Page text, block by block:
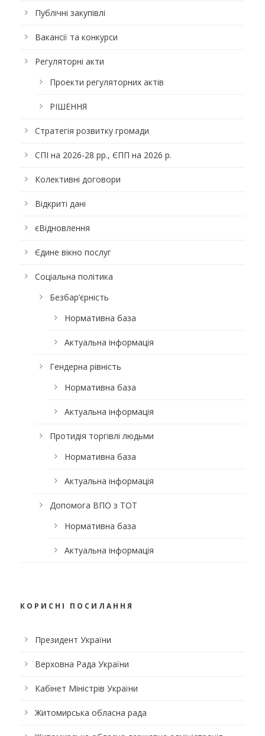
Публічні закупівлі
Вакансії та конкурси
Регуляторні акти
Проекти регуляторних актів
РІШЕННЯ
Стратегія розвитку громади
СПІ на 2026-28 рр., ЄПП на 2026 р.
Колективні договори
Відкриті дані
єВідновлення
Єдине вікно послуг
Соціальна політика
Безбар’єрність
Нормативна база
Актуальна інформація
Гендерна рівність
Нормативна база
Актуальна інформація
Протидія торгівлі людьми
Нормативна база
Актуальна інформація
Допомога ВПО з ТОТ
Нормативна база
Актуальна інформація
КОРИСНІ ПОСИЛАННЯ
Президент України
Верховна Рада України
Кабінет Міністрів України
Житомирська обласна рада